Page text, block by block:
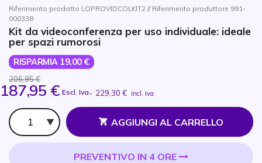
Riferimento prodotto LOPROVIDCOLKIT2 // Riferimento produttore 991-
000338
Kit da videoconferenza per uso individuale: ideale
per spazi rumorosi
RISPARMIA 19,00 €
206,95 €
187,95 € Escl. Iva- 229,30 € Incl. Iva
Qtà
AGGIUNGI AL CARRELLO
PREVENTIVO IN 4 ORE